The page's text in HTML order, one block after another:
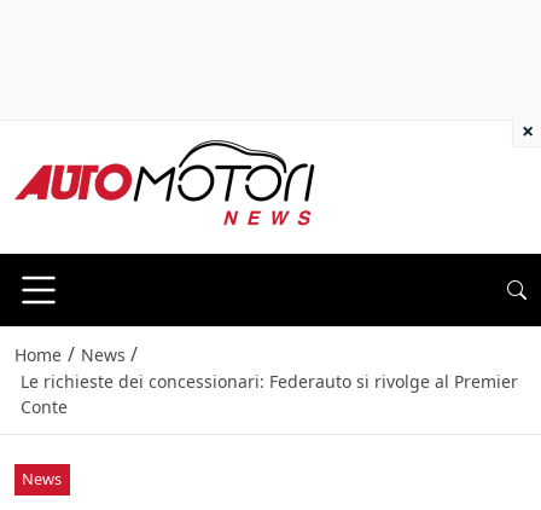
Home / News /
Le richieste dei concessionari: Federauto si rivolge al Premier
Conte
News
×